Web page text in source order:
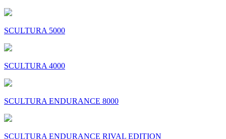
SCULTURA 5000
SCULTURA 4000
SCULTURA ENDURANCE 8000
SCULTURA ENDURANCE RIVAL EDITION